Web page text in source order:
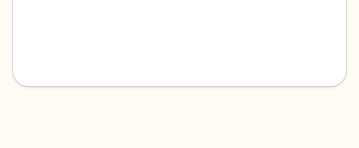
匂いを嗅ぐもの2つ